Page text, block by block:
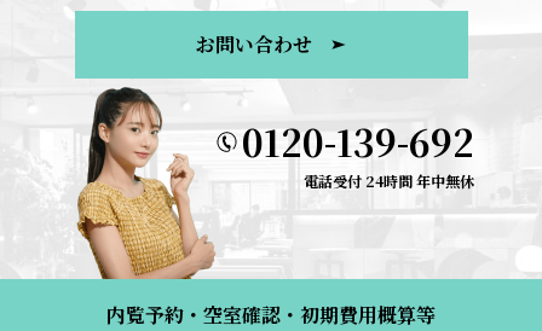
お問い合わせ
0120-139-692
電話受付 24時間 年中無休
内覧予約・空室確認・初期費用概算等